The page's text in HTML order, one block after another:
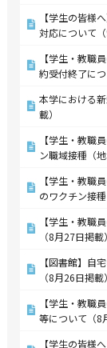
【学生の皆様
対応について（
【学生・教職
約受付終了に
本学における
載）
【学生・教職
ン職域接種（
【学生・教職
のワクチン接
【学生・教職
（8月27日掲載）
【図書館】自
（8月26日掲載）
【学生・教職
等について（8
【学生の皆様